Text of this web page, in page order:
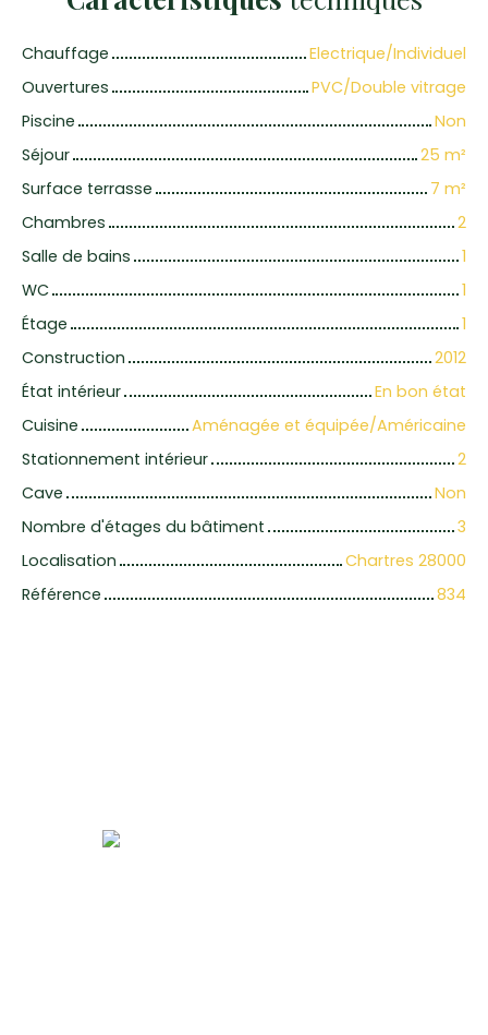
Chauffage
Electrique/Individuel
Ouvertures
PVC/Double vitrage
Piscine
Non
Séjour
25 m²
Surface terrasse
7 m²
Chambres
2
Salle de bains
1
WC
1
Étage
1
Construction
2012
État intérieur
En bon état
Cuisine
Aménagée et équipée/Américaine
Stationnement intérieur
2
Cave
Non
Nombre d'étages du bâtiment
3
Localisation
Chartres 28000
Référence
834